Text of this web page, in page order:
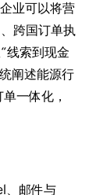
业可以将营
跨国订单执
线索到现金
阐述能源行
一体化，
、邮件与